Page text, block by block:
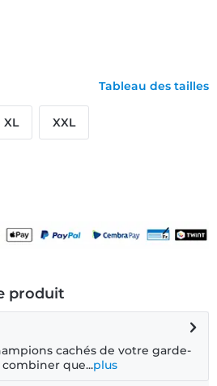
Tableau des tailles
XL XXL
produit
cachés de votre garde-
que...plus